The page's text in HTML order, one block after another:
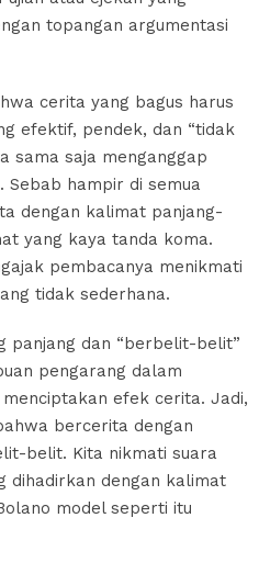
topangan argumentasi
cerita yang bagus harus
efektif, pendek, dan “tidak
sama saja menganggap
hampir di semua
dengan kalimat panjang-
yang kaya tanda koma.
pembacanya menikmati
tidak sederhana.
panjang dan “berbelit-belit”
pengarang dalam
efek cerita. Jadi,
bercerita dengan
belit. Kita nikmati suara
dihadirkan dengan kalimat
model seperti itu